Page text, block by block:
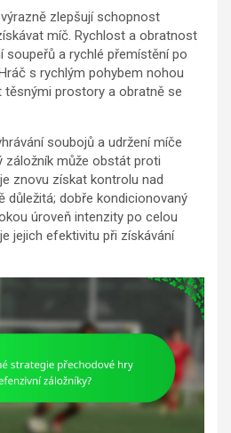
zlepšují schopnost
míč. Rychlost a obratnost
soupeřů a rychlé přemístění po
s rychlým pohybem nohou
prostory a obratně se
soubojů a udržení míče
záložník může obstát proti
znovu získat kontrolu nad
důležitá; dobře kondicionovaný
úroveň intenzity po celou
jejich efektivitu při získávání